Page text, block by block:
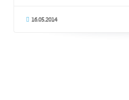
16.05.2014